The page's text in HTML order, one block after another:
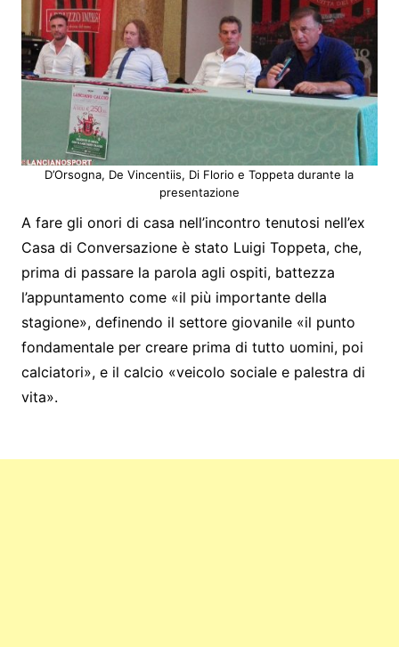
D’Orsogna, De Vincentiis, Di Florio e Toppeta durante la
presentazione
A fare gli onori di casa nell’incontro tenutosi nell’ex
Casa di Conversazione è stato Luigi Toppeta, che,
prima di passare la parola agli ospiti, battezza
l’appuntamento come «il più importante della
stagione», definendo il settore giovanile «il punto
fondamentale per creare prima di tutto uomini, poi
calciatori», e il calcio «veicolo sociale e palestra di
vita».